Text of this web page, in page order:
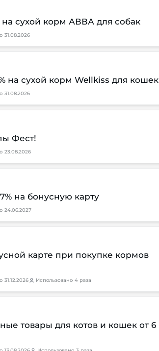
на сухой корм АВВА для собак
31.08.2026
на сухой корм Wellkiss для кошек
31.08.2026
Фест!
23.08.2026
на бонусную карту
24.06.2027
карте при покупке кормов
31.12.2026 Использовано 4 раза
товары для котов и кошек от 6